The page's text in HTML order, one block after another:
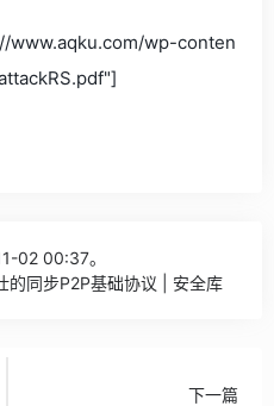
wp-conten
02 00:37。
的同步P2P基础协议 | 安全库
下一篇